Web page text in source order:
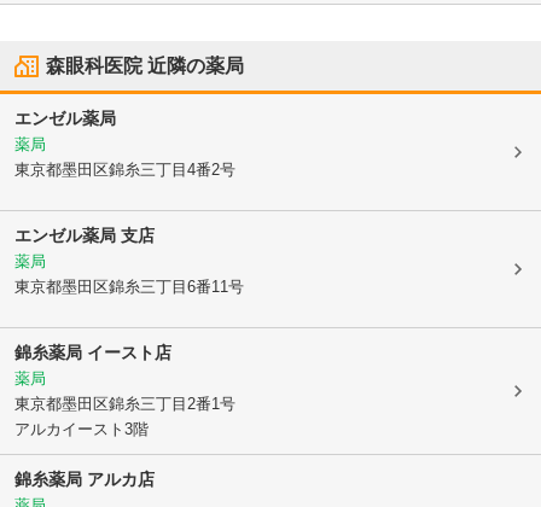
森眼科医院近隣の薬局
エンゼル薬局
薬局
東京都墨田区錦糸三丁目4番2号
エンゼル薬局 支店
薬局
東京都墨田区錦糸三丁目6番11号
錦糸薬局 イースト店
薬局
東京都墨田区錦糸三丁目2番1号
アルカイースト3階
錦糸薬局 アルカ店